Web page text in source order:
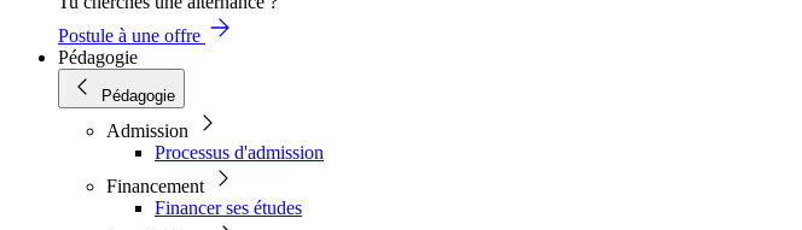
Postule à une offre
Pédagogie
Pédagogie
Admission
Processus d'admission
Financement
Financer ses études